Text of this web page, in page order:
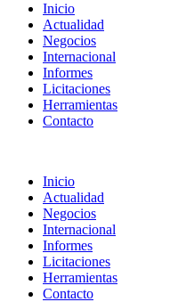
Inicio
Actualidad
Negocios
Internacional
Informes
Licitaciones
Herramientas
Contacto
Inicio
Actualidad
Negocios
Internacional
Informes
Licitaciones
Herramientas
Contacto